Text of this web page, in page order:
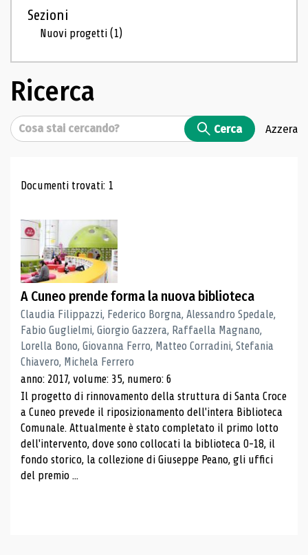
Sezioni
Nuovi progetti(1)
Ricerca
Cerca Cerca Azzera
Risultati di ricerca
Documenti trovati: 1
A Cuneo prende forma la nuova biblioteca
Claudia Filippazzi, Federico Borgna, Alessandro Spedale,
Fabio Guglielmi, Giorgio Gazzera, Raffaella Magnano,
Lorella Bono, Giovanna Ferro, Matteo Corradini, Stefania
Chiavero, Michela Ferrero
anno: 2017, volume: 35, numero: 6
Il progetto di rinnovamento della struttura di Santa Croce
a Cuneo prevede il riposizionamento dell'intera Biblioteca
Comunale. Attualmente è stato completato il primo lotto
dell'intervento, dove sono collocati la biblioteca 0-18, il
fondo storico, la collezione di Giuseppe Peano, gli uffici
del premio ...